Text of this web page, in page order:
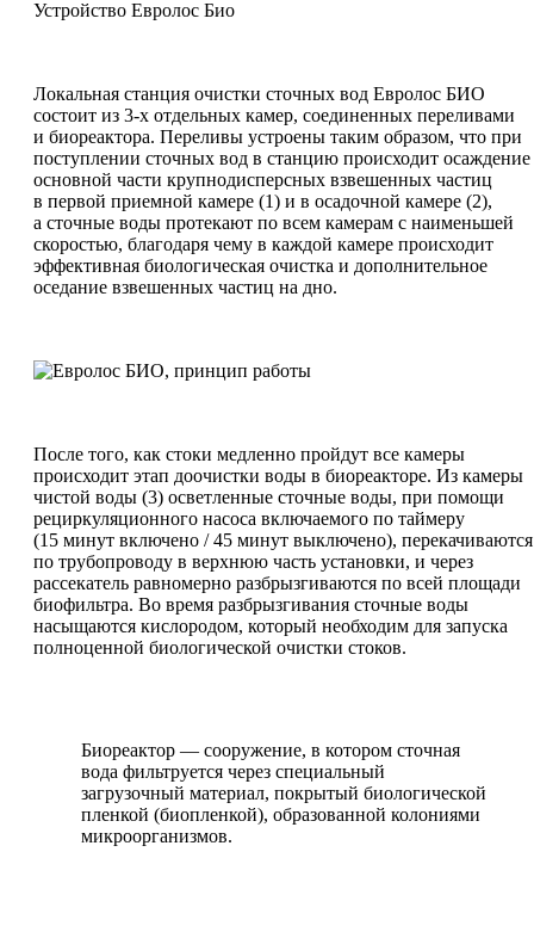
Устройство Евролос Био
Локальная станция очистки сточных вод Евролос БИО
состоит из 3-х отдельных камер, соединенных переливами
и биореактора. Переливы устроены таким образом, что при
поступлении сточных вод в станцию происходит осаждение
основной части крупнодисперсных взвешенных частиц
в первой приемной камере (1) и в осадочной камере (2),
а сточные воды протекают по всем камерам с наименьшей
скоростью, благодаря чему в каждой камере происходит
эффективная биологическая очистка и дополнительное
оседание взвешенных частиц на дно.
После того, как стоки медленно пройдут все камеры
происходит этап доочистки воды в биореакторе. Из камеры
чистой воды (3) осветленные сточные воды, при помощи
рециркуляционного насоса включаемого по таймеру
(15 минут включено / 45 минут выключено), перекачиваются
по трубопроводу в верхнюю часть установки, и через
рассекатель равномерно разбрызгиваются по всей площади
биофильтра. Во время разбрызгивания сточные воды
насыщаются кислородом, который необходим для запуска
полноценной биологической очистки стоков.
Биореактор — сооружение, в котором сточная
вода фильтруется через специальный
загрузочный материал, покрытый биологической
пленкой (биопленкой), образованной колониями
микроорганизмов.